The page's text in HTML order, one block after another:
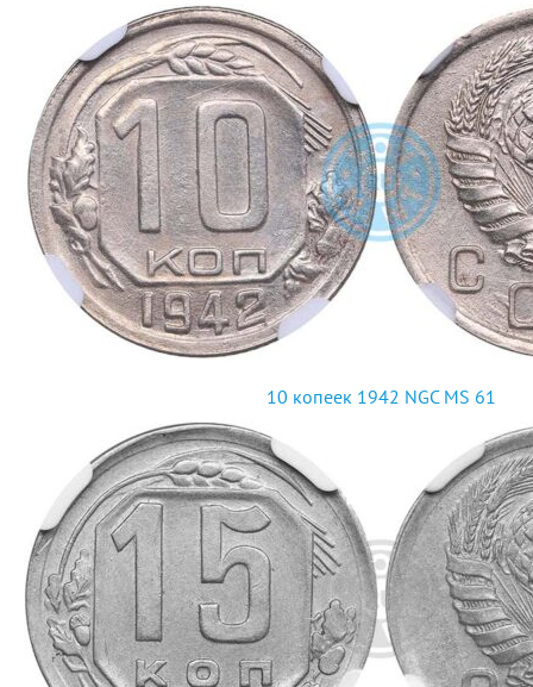
10 копеек 1942 NGC MS 61